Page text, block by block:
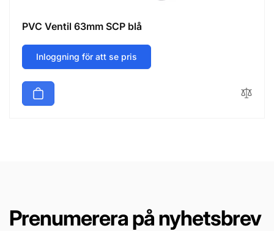
PVC Ventil 63mm SCP blå
Inloggning för att se pris
Prenumerera på nyhetsbrev